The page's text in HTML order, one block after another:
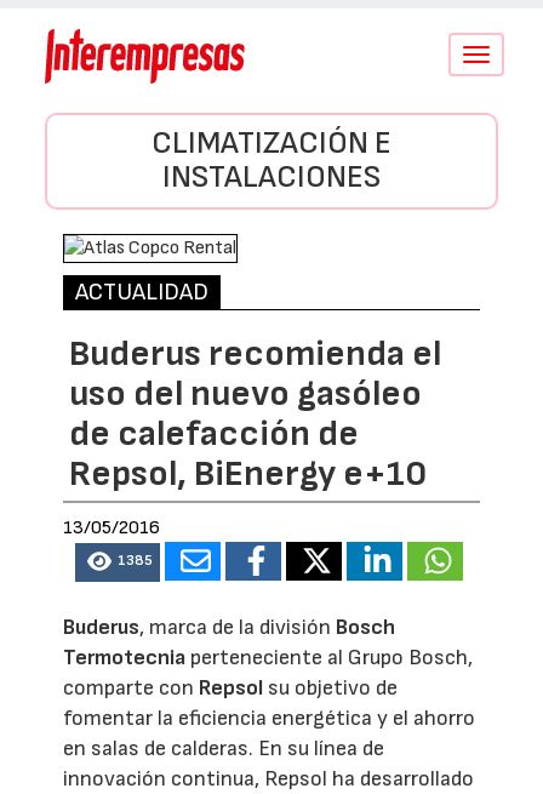
Conmutar
CLIMATIZACIÓN E
INSTALACIONES
ACTUALIDAD
Buderus recomienda el
uso del nuevo gasóleo
de calefacción de
Repsol, BiEnergy e+10
13/05/2016
1385
Buderus, marca de la división Bosch
Termotecnia perteneciente al Grupo Bosch,
comparte con Repsol su objetivo de
fomentar la eficiencia energética y el ahorro
en salas de calderas. En su línea de
innovación continua, Repsol ha desarrollado